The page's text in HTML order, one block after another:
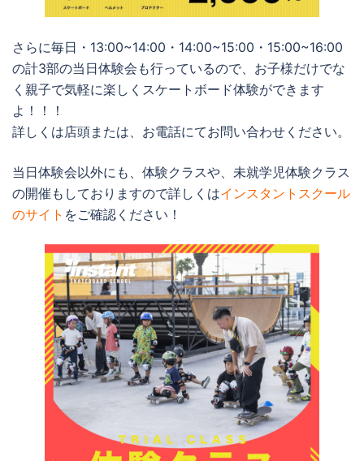
さらに毎日・13:00~14:00・14:00~15:00・15:00~16:00
の計3部の当日体験会も行っているので、お子様だけでな
く親子で気軽に楽しくスケートボード体験ができます
よ！！！
詳しくは店頭または、お電話にてお問い合わせください。
当日体験会以外にも、体験クラスや、未就学児体験クラス
の開催もしておりますので詳しくはインスタントスクール
のサイト をご確認ください！